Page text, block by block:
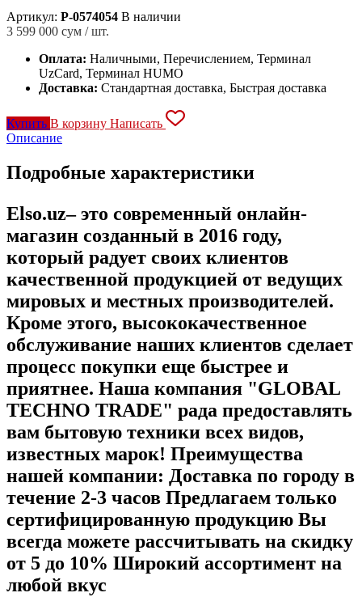
Артикул: P-0574054 В наличии
3 599 000 сум / шт.
Оплата: Наличными, Перечислением, Терминал
UzCard, Терминал HUMO
Доставка: Стандартная доставка, Быстрая доставка
Купить В корзину Написать
Описание
Подробные характеристики
Elso.uz– это современный онлайн-
магазин созданный в 2016 году,
который радует своих клиентов
качественной продукцией от ведущих
мировых и местных производителей.
Кроме этого, высококачественное
обслуживание наших клиентов сделает
процесс покупки еще быстрее и
приятнее. Наша компания "GLOBAL
TECHNO TRADE" рада предоставлять
вам бытовую техники всех видов,
известных марок! Преимущества
нашей компании: Доставка по городу в
течение 2-3 часов Предлагаем только
сертифицированную продукцию Вы
всегда можете рассчитывать на скидку
от 5 до 10% Широкий ассортимент на
любой вкус